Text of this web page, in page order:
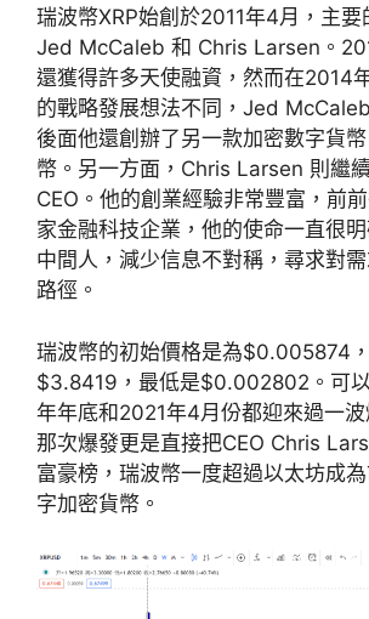
瑞波幣XRP始創於2011年4月，主要
Jed McCaleb 和 Chris Larsen。
還獲得許多天使融資，然而在2014
的戰略發展想法不同，Jed
後面他還創辦了另一款加密數字貨
幣。另一方面，Chris Larsen 則繼
CEO。他的創業經驗非常豐富，前
家金融科技企業，他的使命一直很
中間人，減少信息不對稱，尋求對
路徑。
瑞波幣的初始價格是為$0.005874
$3.8419，最低是$0.002802。可
年年底和2021年4月份都迎來過一
那次爆發更是直接把CEO Chris
富豪榜，瑞波幣一度超過以太坊成
字加密貨幣。